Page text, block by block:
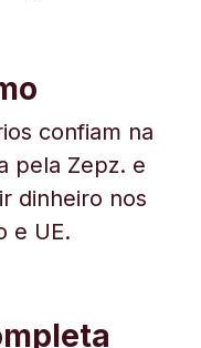
confiam na
pela Zepz. e
dinheiro nos
e UE.